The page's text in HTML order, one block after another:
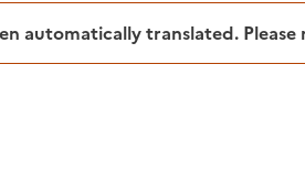
automatically translated.